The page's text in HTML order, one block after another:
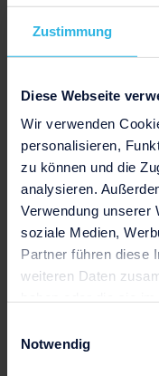
Zustimmung
Diese Webseite
Wir verwenden
personalisieren,
zu können und die
analysieren.
Verwendung unserer
soziale Medien,
Partner führen diese
weiteren Daten
Notwendig